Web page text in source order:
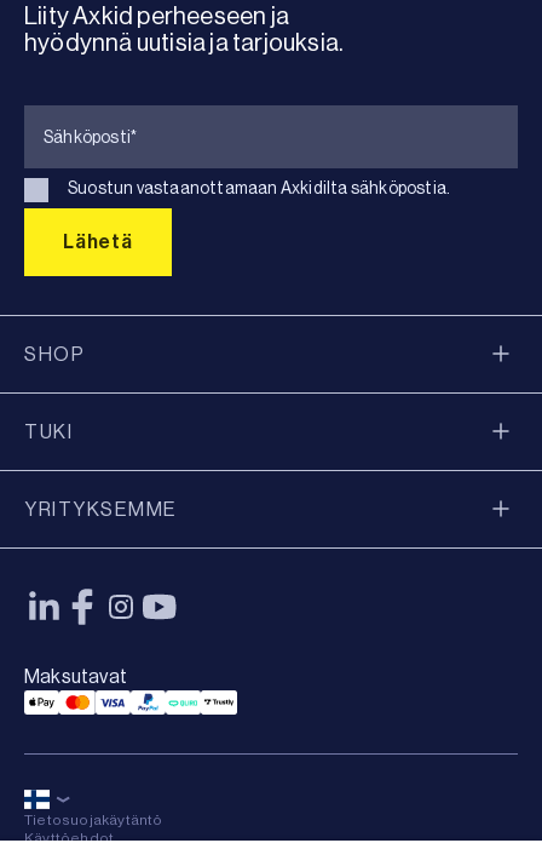
Liity Axkid perheeseen ja
hyödynnä uutisia ja tarjouksia.
Suostun vastaanottamaan Axkidilta sähköpostia.
SHOP
TUKI
YRITYKSEMME
Maksutavat
Applepay Payment
Mastercard Payment
Visa Payment
Paypal Payment
Qliro Payment
Trustly Payment
Tietosuojakäytäntö
Käyttöehdot